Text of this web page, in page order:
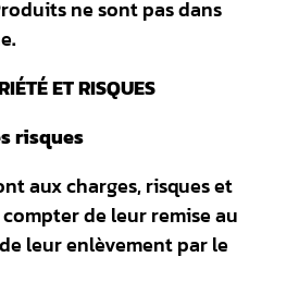
ne sont pas dans
.
ET RISQUES
risques
aux charges, risques et
de leur remise au
leur enlèvement par le